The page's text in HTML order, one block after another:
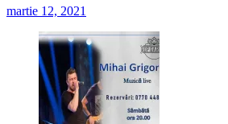
martie 12, 2021